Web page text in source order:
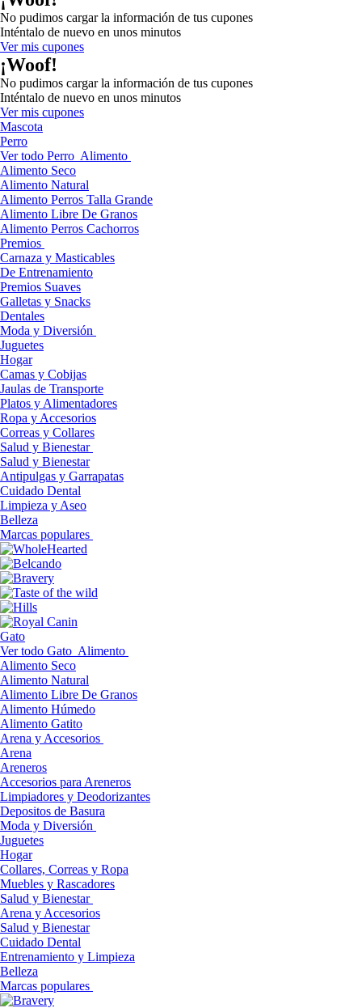
No pudimos cargar la información de tus cupones
Inténtalo de nuevo en unos minutos
Ver mis cupones
¡Woof!
No pudimos cargar la información de tus cupones
Inténtalo de nuevo en unos minutos
Ver mis cupones
Mascota
Perro
Ver todo Perro Alimento
Alimento Seco
Alimento Natural
Alimento Perros Talla Grande
Alimento Libre De Granos
Alimento Perros Cachorros
Premios
Carnaza y Masticables
De Entrenamiento
Premios Suaves
Galletas y Snacks
Dentales
Moda y Diversión
Juguetes
Hogar
Camas y Cobijas
Jaulas de Transporte
Platos y Alimentadores
Ropa y Accesorios
Correas y Collares
Salud y Bienestar
Salud y Bienestar
Antipulgas y Garrapatas
Cuidado Dental
Limpieza y Aseo
Belleza
Marcas populares
Gato
Ver todo Gato Alimento
Alimento Seco
Alimento Natural
Alimento Libre De Granos
Alimento Húmedo
Alimento Gatito
Arena y Accesorios
Arena
Areneros
Accesorios para Areneros
Limpiadores y Deodorizantes
Depositos de Basura
Moda y Diversión
Juguetes
Hogar
Collares, Correas y Ropa
Muebles y Rascadores
Salud y Bienestar
Arena y Accesorios
Salud y Bienestar
Cuidado Dental
Entrenamiento y Limpieza
Belleza
Marcas populares